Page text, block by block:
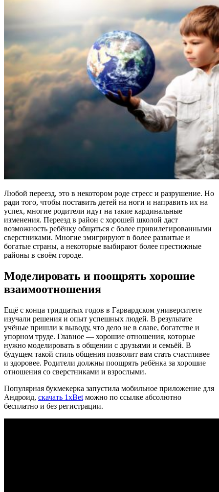
Любой переезд, это в некотором роде стресс и разрушение. Но
ради того, чтобы поставить детей на ноги и направить их на
успех, многие родители идут на такие кардинальные
изменения. Переезд в район с хорошей школой даст
возможность ребёнку общаться с более привилегированными
сверстниками. Многие эмигрируют в более развитые и
богатые страны, а некоторые выбирают более престижные
районы в своём городе.
Моделировать и поощрять хорошие
взаимоотношения
Ещё с конца тридцатых годов в Гарвардском университете
изучали решения и опыт успешных людей. В результате
учёные пришли к выводу, что дело не в славе, богатстве и
упорном труде. Главное — хорошие отношения, которые
нужно моделировать в общении с друзьями и семьёй. В
будущем такой стиль общения позволит вам стать счастливее
и здоровее. Родители должны поощрять ребёнка за хорошие
отношения со сверстниками и взрослыми.
Популярная букмекерка запустила мобильное приложение для
Андроид, скачать 1xBet можно по ссылке абсолютно
бесплатно и без регистрации.